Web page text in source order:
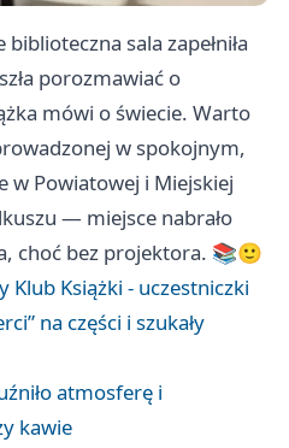
sala zapełniła
porozmawiać o
mówi o świecie. Warto
w spokojnym,
w Powiatowej i Miejskiej
— miejsce nabrało
choć bez projektora. 📚🙂
Klub Książki - uczestniczki
na części i szukały
atmosferę i
kawie